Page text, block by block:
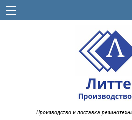
Производство и поставка